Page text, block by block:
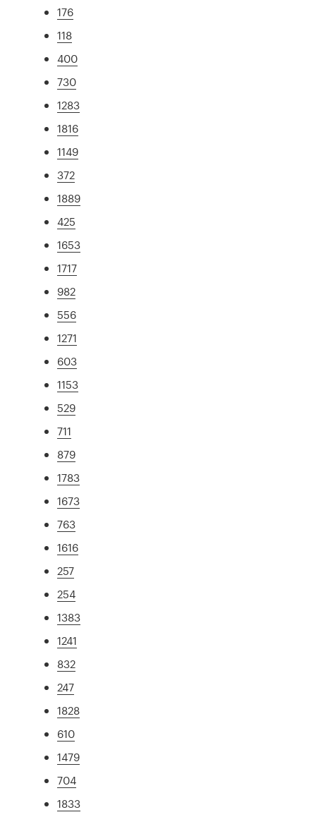
176
118
400
730
1283
1816
1149
372
1889
425
1653
1717
982
556
1271
603
1153
529
711
879
1783
1673
763
1616
257
254
1383
1241
832
247
1828
610
1479
704
1833